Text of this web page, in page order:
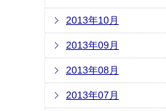
2013年10月
2013年09月
2013年08月
2013年07月